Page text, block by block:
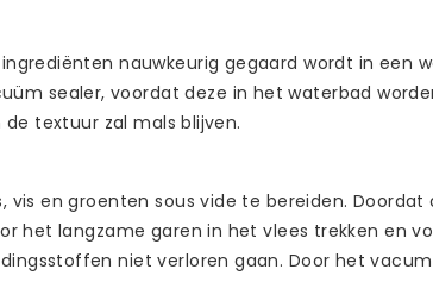
nauwkeurig gegaard wordt in
sealer, voordat deze in het waterbad
textuur zal mals blijven.
vis en groenten sous vide te bereiden.
het langzame garen in het vlees trekken en
niet verloren gaan. Door het